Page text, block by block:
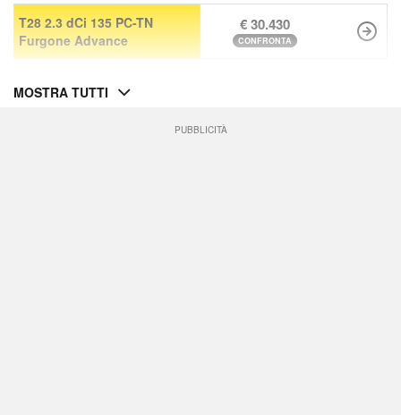
T28 2.3 dCi 135 PC-TN
Furgone Advance
€ 30.430
CONFRONTA
MOSTRA TUTTI
PUBBLICITÀ